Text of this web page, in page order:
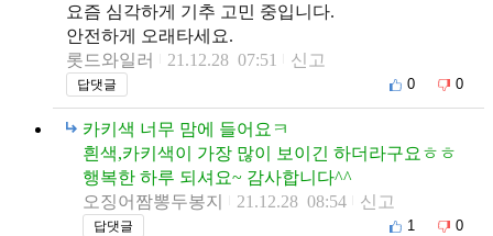
요즘 심각하게 기추 고민 중입니다.
안전하게 오래타세요.
롯드와일러
21.12.28 07:51 신고
답댓글 0 0
카키색 너무 맘에 들어요ㅋ
흰색,카키색이 가장 많이 보이긴 하더라구요ㅎㅎ
행복한 하루 되셔요~ 감사합니다^^
오징어짬뽕두봉지
21.12.28 08:54 신고
답댓글 1 0